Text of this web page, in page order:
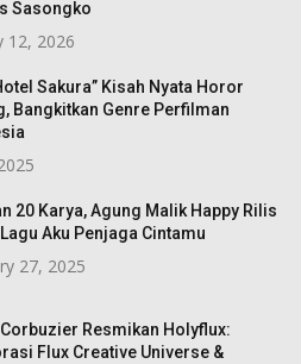
Sasongko
12, 2026
Sakura” Kisah Nyata Horor
Bangkitkan Genre Perfilman
20 Karya, Agung Malik Happy Rilis
Aku Penjaga Cintamu
27, 2025
Resmikan Holyflux:
Flux Creative Universe &